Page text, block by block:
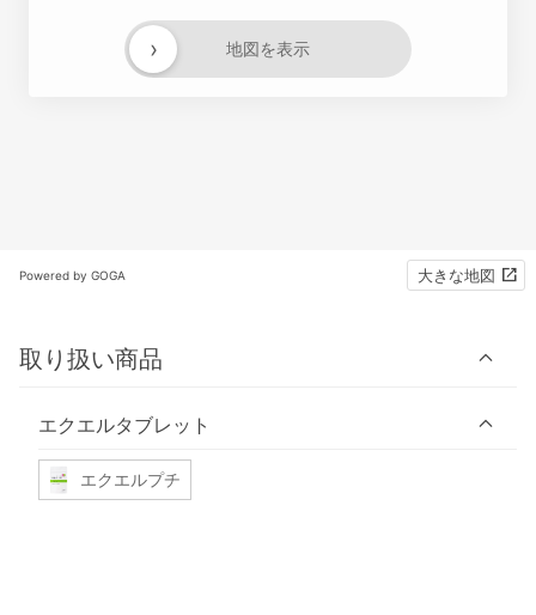
地図を表示
›
Powered by GOGA 大きな地図
取り扱い商品
エクエルタブレット
エクエルプチ